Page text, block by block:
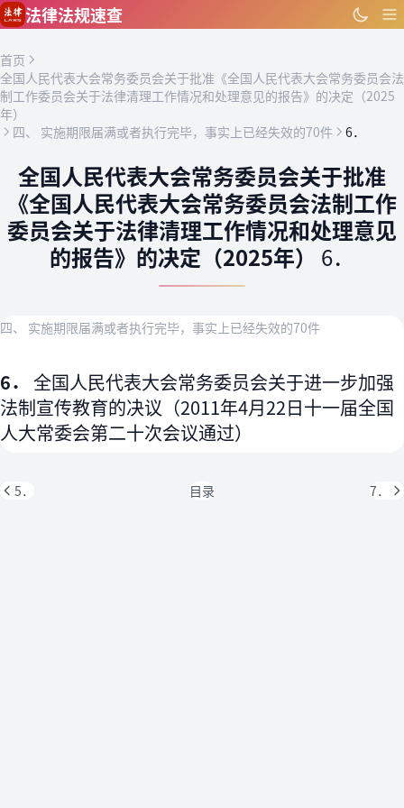
跳到主要内容
法律法规速查
首页
全国人民代表大会常务委员会关于批准《全国人民代表大会常务委员会法
制工作委员会关于法律清理工作情况和处理意见的报告》的决定（2025
年）
四、 实施期限届满或者执行完毕，事实上已经失效的70件
6．
全国人民代表大会常务委员会关于批准
《全国人民代表大会常务委员会法制工作
委员会关于法律清理工作情况和处理意见
的报告》的决定（2025年） 6．
四、 实施期限届满或者执行完毕，事实上已经失效的70件
6． 全国人民代表大会常务委员会关于进一步加强
法制宣传教育的决议（2011年4月22日十一届全国
人大常委会第二十次会议通过）
5． 目录 7．